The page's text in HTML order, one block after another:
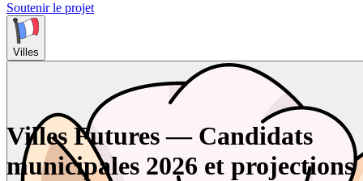
Soutenir le projet
Villes
Villes Futures — Candidats
municipales 2026 et projections